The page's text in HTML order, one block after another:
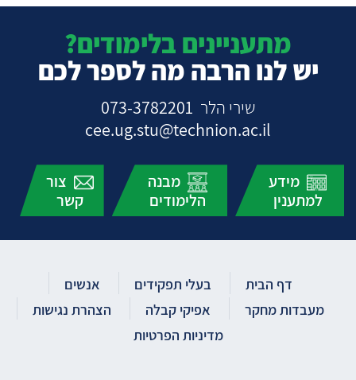
מתעניינים בלימודים?
יש לנו הרבה מה לספר לכם
שירי הלר 073-3782201
cee.ug.stu@technion.ac.il
מידע
למתענין
מבנה
הלימודים
צור
קשר
דף הבית בעלי תפקידים
אנשים
מעבדות מחקר
אפיקי קבלה
הצהרת נגישות
מדיניות הפרטיות